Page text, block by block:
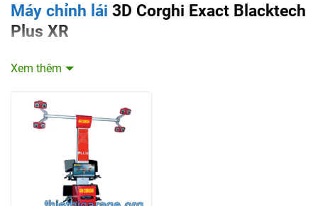
Máy chỉnh lái 3D Corghi Exact Blacktech
Plus XR
Blacktech Plus XR sử dụng công nghệ đo góc đặt bánh xe
độ chính xác phép đo tối đa
Tiết kiệm không gian làm việc: do kích thước nhỏ gọn, nó
phù hợp cho việc lắp đặt ở các không gian nhỏ và lắp đặt
cùng với cầu nâng bốn trụ.
Camera tự động xoay đến vị trí phù hợp với chiều cao của
Xem thêm